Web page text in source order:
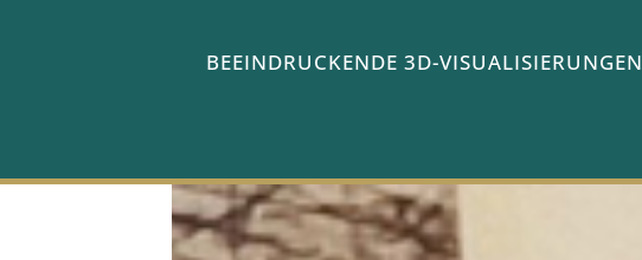
BEEINDRUCKENDE 3D-VISUALISIERUNGEN